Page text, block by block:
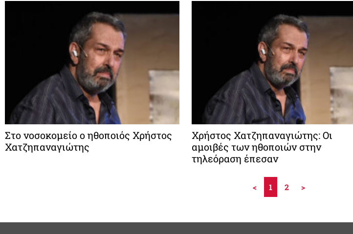
Στο νοσοκομείο ο ηθοποιός Χρήστος
Χατζηπαναγιώτης
Χρήστος Χατζηπαναγιώτης: Οι
αμοιβές των ηθοποιών στην
τηλεόραση έπεσαν
< 1 2 >